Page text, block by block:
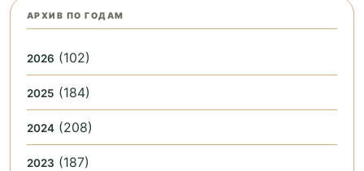
АРХИВ ПО ГОДАМ
2026 (102)
2025 (184)
2024 (208)
2023 (187)